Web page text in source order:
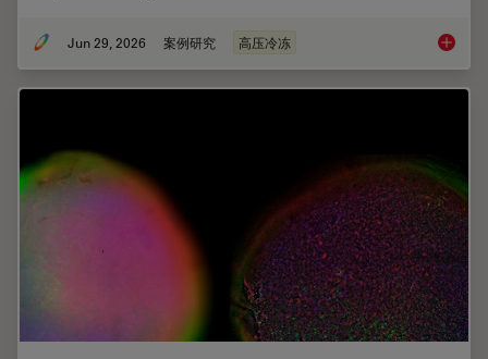
Jun 29, 2026 案例研究 高压冷冻 Waffle